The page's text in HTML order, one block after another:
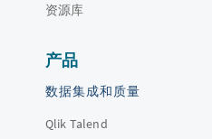
资源库
产品
数据集成和质量
Qlik Talend